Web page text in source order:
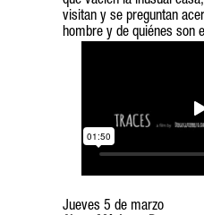
visitan y se preguntan
hombre y de quiénes son
Jueves 5 de marzo